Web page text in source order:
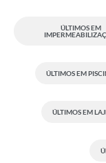
ÚLTIMOS EM
ÚLTIMOS EM
ÚLTIMOS EM